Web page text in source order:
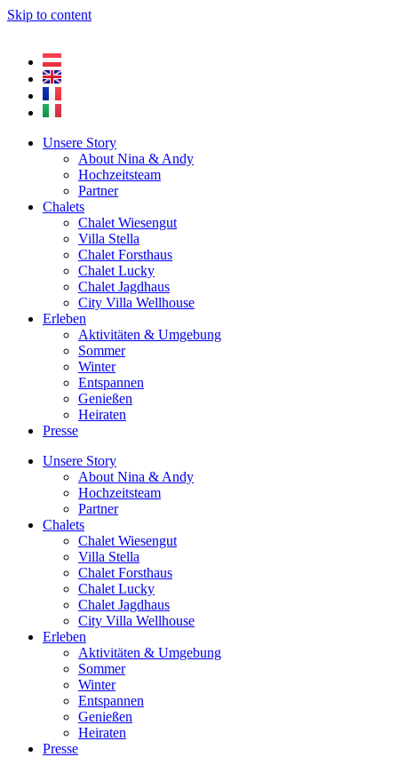
Skip to content
Unsere Story
About Nina & Andy
Hochzeitsteam
Partner
Chalets
Chalet Wiesengut
Villa Stella
Chalet Forsthaus
Chalet Lucky
Chalet Jagdhaus
City Villa Wellhouse
Erleben
Aktivitäten & Umgebung
Sommer
Winter
Entspannen
Genießen
Heiraten
Presse
Unsere Story
About Nina & Andy
Hochzeitsteam
Partner
Chalets
Chalet Wiesengut
Villa Stella
Chalet Forsthaus
Chalet Lucky
Chalet Jagdhaus
City Villa Wellhouse
Erleben
Aktivitäten & Umgebung
Sommer
Winter
Entspannen
Genießen
Heiraten
Presse